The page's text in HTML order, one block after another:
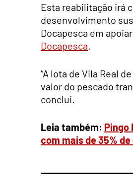
Esta reabilitação irá
desenvolvimento
Docapesca em
Docapesca
“A lota de Vila Real
valor do pescado
conclui.
Leia também: Pingo
com mais de 35%